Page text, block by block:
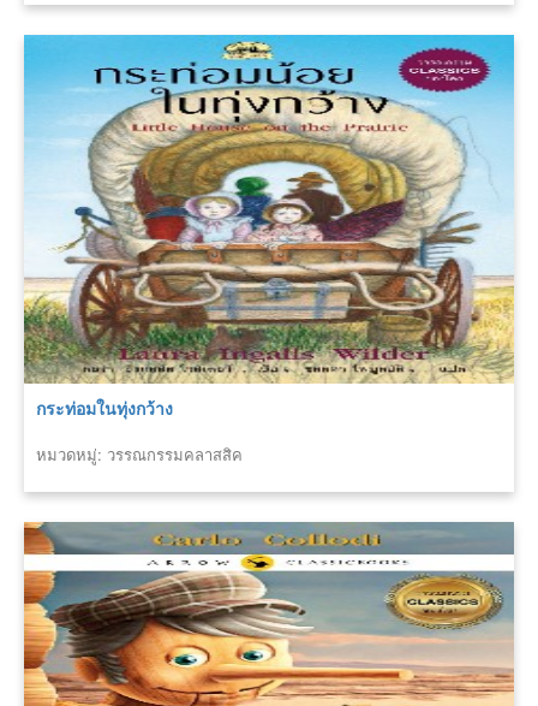
กระท่อมในทุ่งกว้าง
หมวดหมู่: วรรณกรรมคลาสสิค